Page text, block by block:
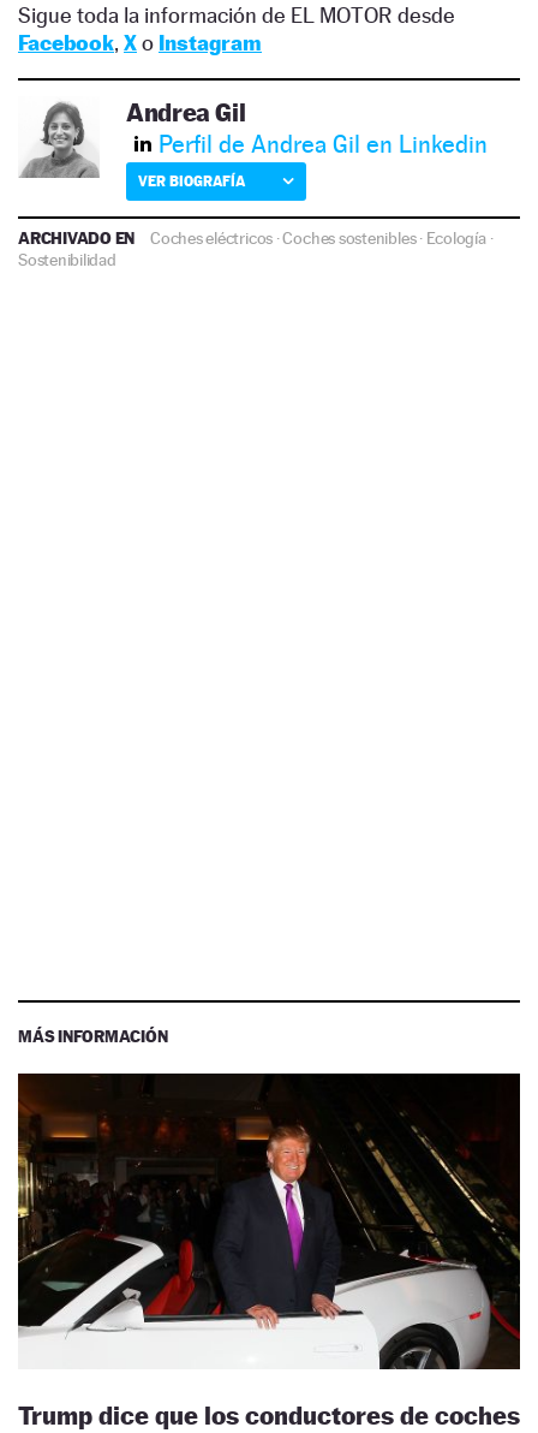
Sigue toda la información de EL MOTOR desde
Facebook, Xo Instagram
Andrea Gil
Perfil de Andrea Gil en Linkedin
VER BIOGRAFÍA
ARCHIVADO EN Coches eléctricos ·Coches sostenibles· Ecología·
Sostenibilidad
MÁS INFORMACIÓN
Trump dice que los conductores de coches